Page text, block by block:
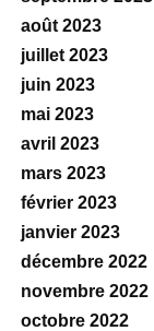
août 2023
juillet 2023
juin 2023
mai 2023
avril 2023
mars 2023
février 2023
janvier 2023
décembre 2022
novembre 2022
octobre 2022